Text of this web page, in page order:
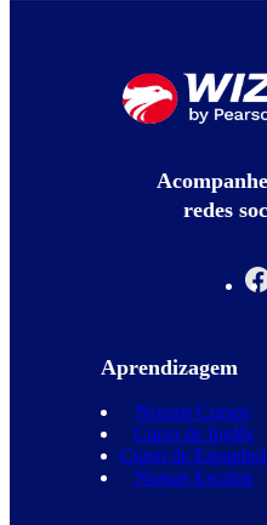
redes
Aprendizagem
Nossos Cursos
Curso de Inglês
Curso de Espanhol
Nossas Escolas